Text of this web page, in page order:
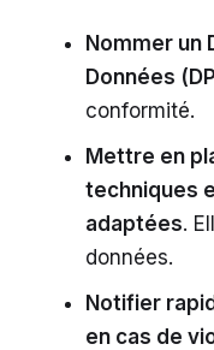
Nommer un
Données
conformité.
Mettre en
techniques
adaptées.
données.
Notifier
en cas de